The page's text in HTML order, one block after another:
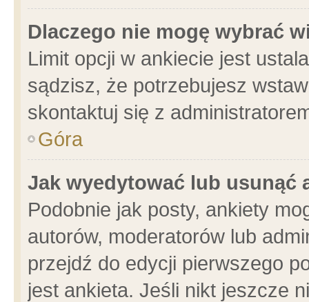
Dlaczego nie mogę wybrać
Limit opcji w ankiecie jest
sądzisz, że potrzebujesz
skontaktuj się z
Góra
Jak wyedytować lub usunąć
Podobnie jak posty, ankiety
autorów, moderatorów lub
przejdź do edycji pierwszego
jest ankieta. Jeśli nikt jeszcze